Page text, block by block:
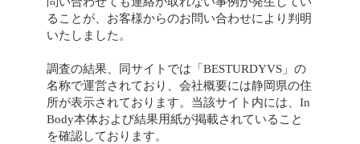
ることが、お客様からのお問い合わせにより判明
いたしました。
調査の結果、同サイトでは「BESTURDYVS」の
名称で運営されており、会社概要には静岡県の住
所が表示されております。当該サイト内には、In
Body本体および結果用紙が掲載されていること
を確認しております。